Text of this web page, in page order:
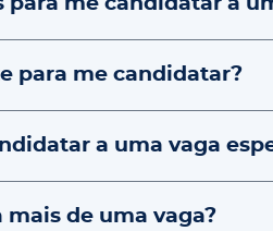
para me candidatar?
a uma vaga
mais de uma vaga?